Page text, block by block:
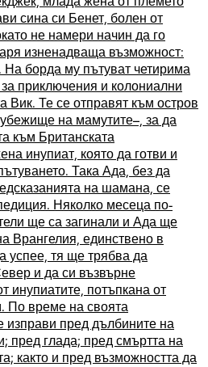
сина си Бенет, болен от
не намери начин да го
изненадваща възможност:
борда му пътуват четирима
приключения и колониални
Вик. Те се отправят към остров
на мамутите–, за да
към Британската
инупиат, която да готви и
Така Ада, без да
на шамана, се
Няколко месеца по-
ще са загинали и Ада ще
Врангелия, единствено в
успее, тя ще трябва да
и да си възвърне
инупиатите, потъпкана от
По време на своята
пред дълбините на
пред глада; пред смъртта на
както и пред възможността да